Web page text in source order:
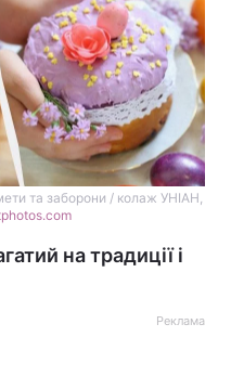
та заборони / колаж УНІАН,
на традиції і
Реклама